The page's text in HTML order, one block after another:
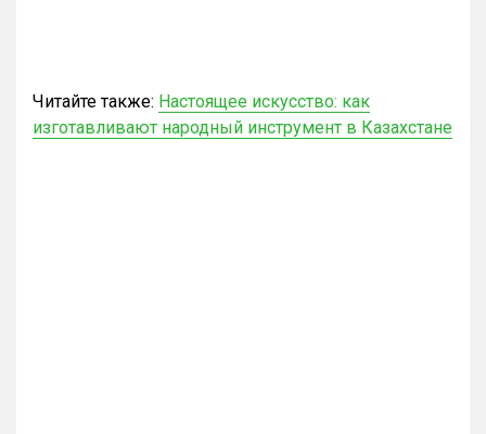
Читайте также: Настоящее искусство: как
изготавливают народный инструмент в Казахстане